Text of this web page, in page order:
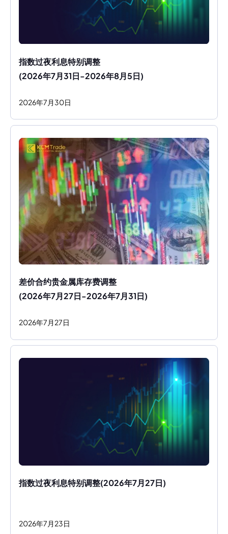
指数过夜利息特别调整
(2026年7月31日-2026年8月5日)
2026年7 月 30日
差价合约贵金属库存费调整
(2026年7月27日-2026年7月31日)
2026年7 月 27日
指数过夜利息特别调整(2026年7月27日)
2026年7 月 23日